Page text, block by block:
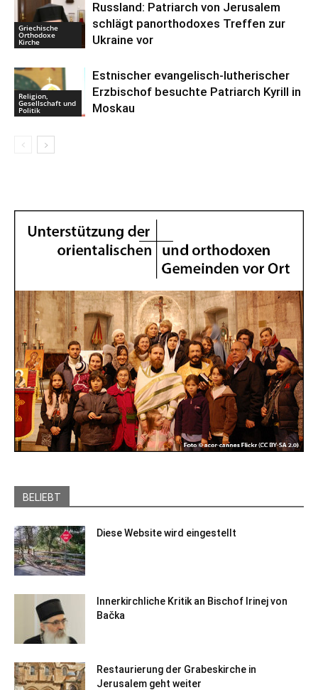
Griechische
Orthodoxe
Kirche
Russland: Patriarch von Jerusalem
schlägt panorthodoxes Treffen zur
Ukraine vor
Religion,
Gesellschaft und
Politik
Estnischer evangelisch-lutherischer
Erzbischof besuchte Patriarch Kyrill in
Moskau
BELIEBT
Diese Website wird eingestellt
Innerkirchliche Kritik an Bischof Irinej von
Bačka
Restaurierung der Grabeskirche in
Jerusalem geht weiter